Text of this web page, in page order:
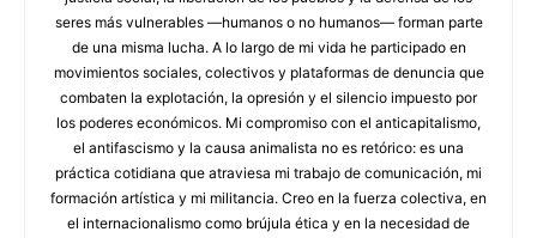
seres más vulnerables —humanos o no humanos— forman parte
de una misma lucha. A lo largo de mi vida he participado en
movimientos sociales, colectivos y plataformas de denuncia que
combaten la explotación, la opresión y el silencio impuesto por
los poderes económicos. Mi compromiso con el anticapitalismo,
el antifascismo y la causa animalista no es retórico: es una
práctica cotidiana que atraviesa mi trabajo de comunicación, mi
formación artística y mi militancia. Creo en la fuerza colectiva, en
el internacionalismo como brújula ética y en la necesidad de